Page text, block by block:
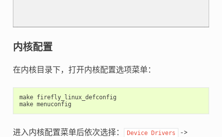
内核配置
在内核目录下，打开内核配置选项菜单：
make firefly_linux_defconfig
make menuconfig
进入内核配置菜单后依次选择： Device Drivers ->